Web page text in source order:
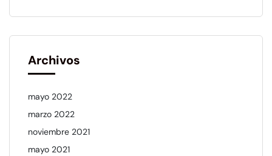
Archivos
mayo 2022
marzo 2022
noviembre 2021
mayo 2021